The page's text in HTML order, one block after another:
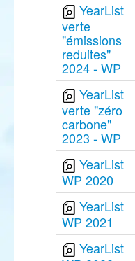
YearList
verte
"émissions
reduites"
2024 - WP
YearList
verte "zéro
carbone"
2023 - WP
YearList
WP 2020
YearList
WP 2021
YearList